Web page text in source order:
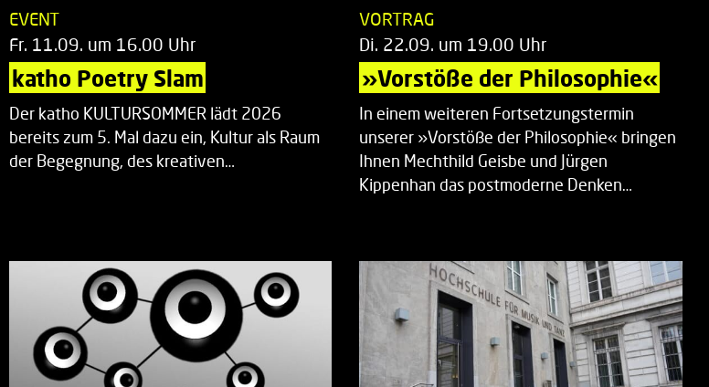
EVENT
Fr. 11.09. um 16.00 Uhr
katho Poetry Slam
Der katho KULTURSOMMER lädt 2026
bereits zum 5. Mal dazu ein, Kultur als Raum
der Begegnung, des kreativen…
VORTRAG
Di. 22.09. um 19.00 Uhr
»Vorstöße der Philosophie«
In einem weiteren Fortsetzungstermin
unserer »Vorstöße der Philosophie« bringen
Ihnen Mechthild Geisbe und Jürgen
Kippenhan das postmoderne Denken…